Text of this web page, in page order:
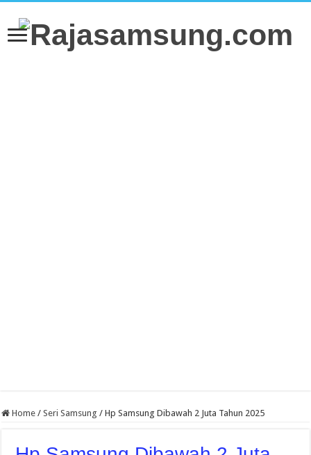
Home / Seri Samsung / Hp Samsung Dibawah 2 Juta Tahun 2025